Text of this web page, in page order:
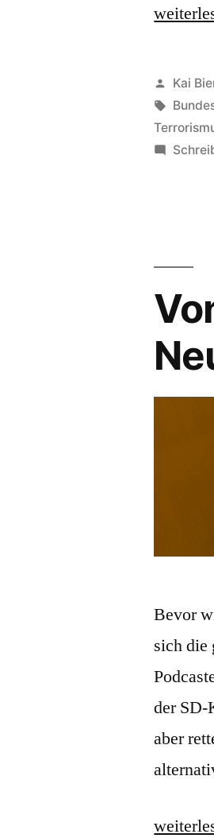
„Person,
von
Kai
Bevor
sich die
der
aber
„Von